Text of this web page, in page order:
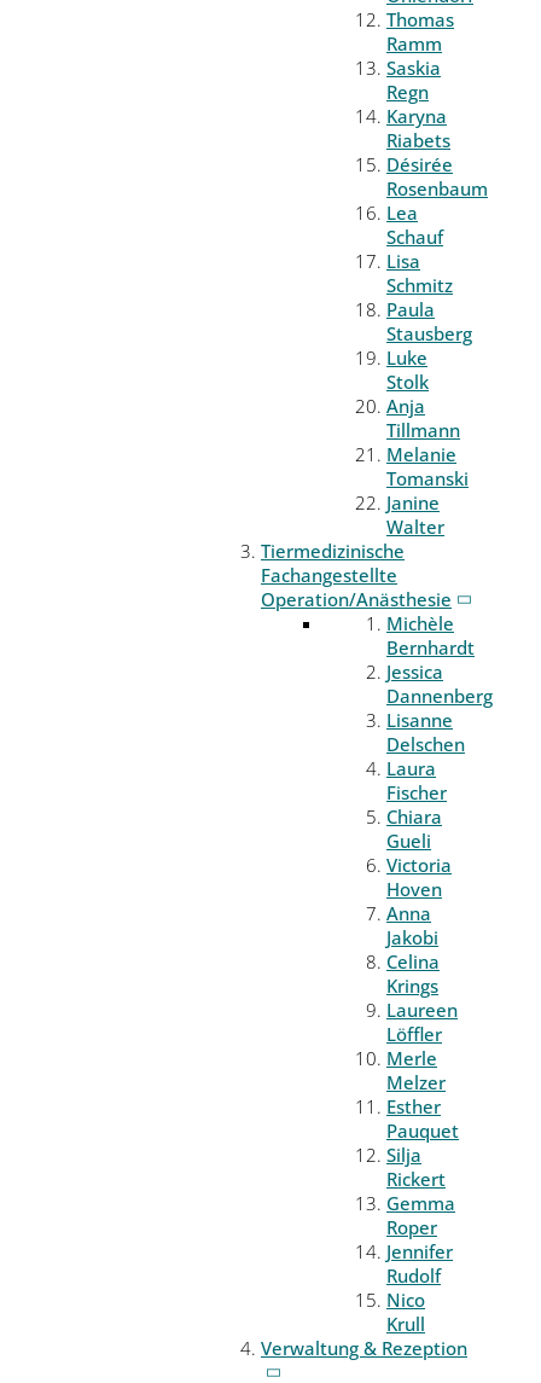
Thomas
Ramm
Saskia
Regn
Karyna
Riabets
Désirée
Rosenbaum
Lea
Schauf
Lisa
Schmitz
Paula
Stausberg
Luke
Stolk
Anja
Tillmann
Melanie
Tomanski
Janine
Walter
Tiermedizinische
Fachangestellte
Operation/Anästhesie
Michèle
Bernhardt
Jessica
Dannenberg
Lisanne
Delschen
Laura
Fischer
Chiara
Gueli
Victoria
Hoven
Anna
Jakobi
Celina
Krings
Laureen
Löffler
Merle
Melzer
Esther
Pauquet
Silja
Rickert
Gemma
Roper
Jennifer
Rudolf
Nico
Krull
Verwaltung & Rezeption